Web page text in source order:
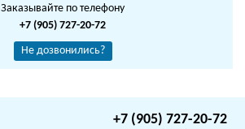
Заказывайте по телефону
+7 (905) 727-20-72
Не дозвонились?
+7 (905) 727-20-72